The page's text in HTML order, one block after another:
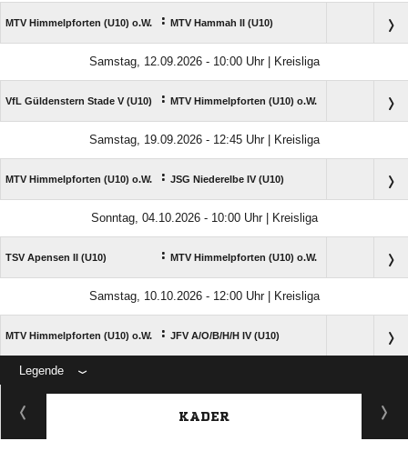
MTV Himmelpforten (U10) o.W. : MTV Hammah II (U10)
Samstag, 12.09.2026 - 10:00 Uhr | Kreisliga
VfL Güldenstern Stade V (U10) : MTV Himmelpforten (U10) o.W.
Samstag, 19.09.2026 - 12:45 Uhr | Kreisliga
MTV Himmelpforten (U10) o.W. : JSG Niederelbe IV (U10)
Sonntag, 04.10.2026 - 10:00 Uhr | Kreisliga
TSV Apensen II (U10) : MTV Himmelpforten (U10) o.W.
Samstag, 10.10.2026 - 12:00 Uhr | Kreisliga
MTV Himmelpforten (U10) o.W. : JFV A/​O/​B/​H/​H IV (U10)
Legende
ANZEIGE
KADER